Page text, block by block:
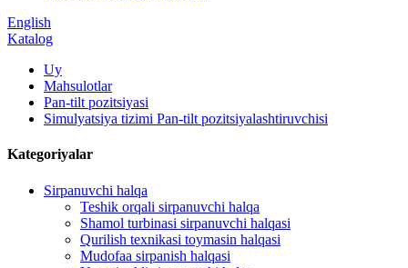
English
Katalog
Uy
Mahsulotlar
Pan-tilt pozitsiyasi
Simulyatsiya tizimi Pan-tilt pozitsiyalashtiruvchisi
Kategoriyalar
Sirpanuvchi halqa
Teshik orqali sirpanuvchi halqa
Shamol turbinasi sirpanuvchi halqasi
Qurilish texnikasi toymasin halqasi
Mudofaa sirpanish halqasi